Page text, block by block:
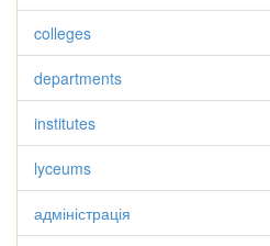
colleges
departments
institutes
lyceums
адміністрація